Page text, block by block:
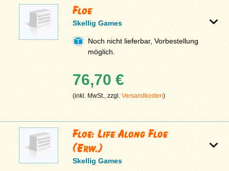
Floe
Skellig Games
Noch nicht lieferbar, Vorbestellung
möglich.
76,70 €
(inkl. MwSt., zzgl.Versandkosten)
Floe: Life Along Floe
(Erw.)
Skellig Games